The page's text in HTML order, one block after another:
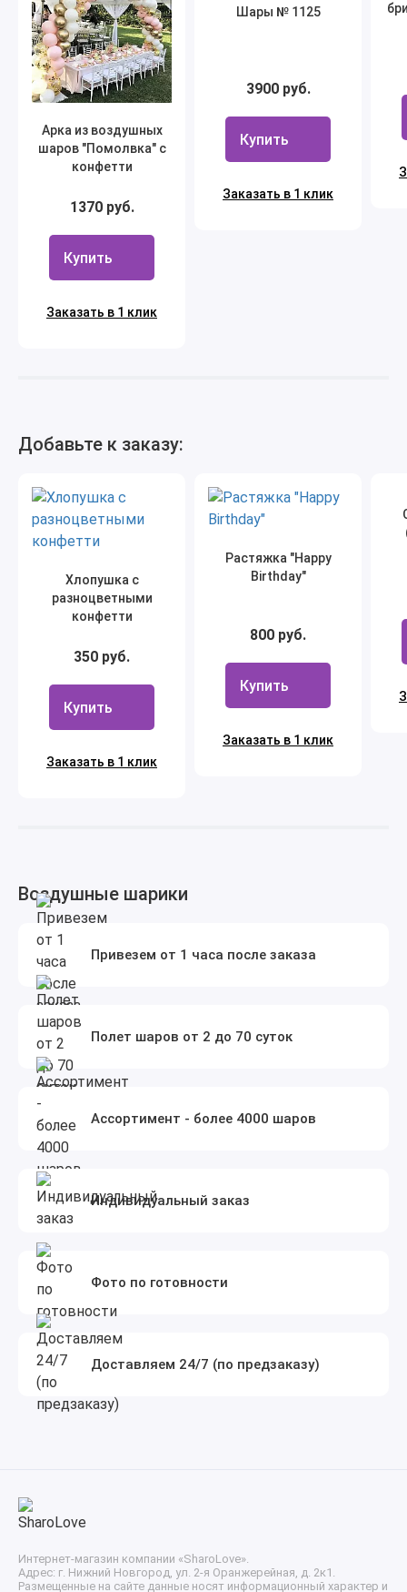
Арка из воздушных
шаров "Помолвка" с
конфетти
1370 руб.
Купить
Заказать в 1 клик
Шары № 1125
3900 руб.
Купить
Заказать в 1 клик
Добавьте к заказу:
Хлопушка с
разноцветными
конфетти
350 руб.
Купить
Заказать в 1 клик
Растяжка "Happy
Birthday"
800 руб.
Купить
Заказать в 1 клик
Воздушные шарики
Привезем от 1 часа после заказа
Полет шаров от 2 до 70 суток
Ассортимент - более 4000 шаров
Индивидуальный заказ
Фото по готовности
Доставляем 24/7 (по предзаказу)
Интернет-магазин компании «SharoLove».
Адрес: г. Нижний Новгород, ул. 2-я Оранжерейная, д. 2к1.
Размещенные на сайте данные носят информационный характер и